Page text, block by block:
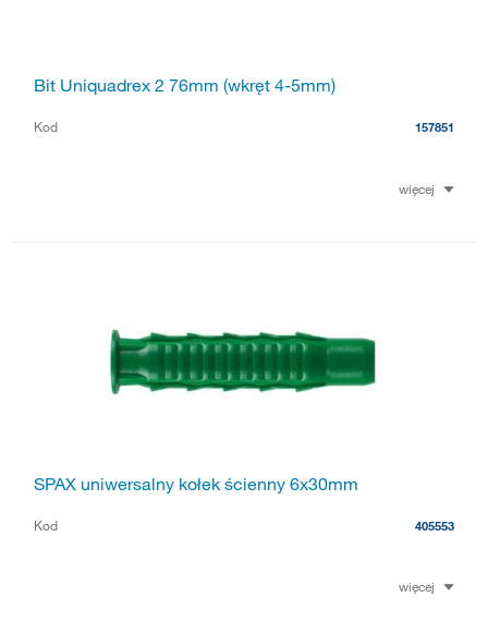
Bit Uniquadrex 2 76mm (wkręt 4-5mm)
Kod 157851
więcej
SPAX uniwersalny kołek ścienny 6x30mm
Kod 405553
więcej